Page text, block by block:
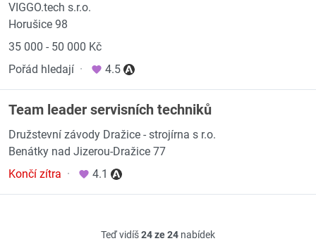
VIGGO.tech s.r.o.
Horušice 98
35 000 - 50 000 Kč
Pořád hledají · 4.5
Team leader servisních techniků
Družstevní závody Dražice - strojírna s r.o.
Benátky nad Jizerou-Dražice 77
Končí zítra · 4.1
Teď vidíš24 ze 24 nabídek